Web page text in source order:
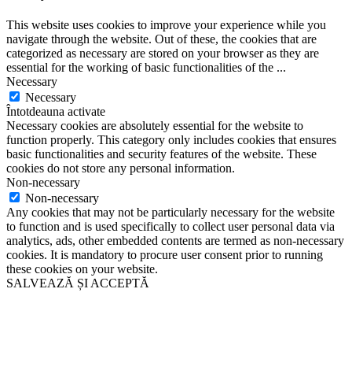
This website uses cookies to improve your experience while you
navigate through the website. Out of these, the cookies that are
categorized as necessary are stored on your browser as they are
essential for the working of basic functionalities of the ...
Necessary
Necessary
Întotdeauna activate
Necessary cookies are absolutely essential for the website to
function properly. This category only includes cookies that ensures
basic functionalities and security features of the website. These
cookies do not store any personal information.
Non-necessary
Non-necessary
Any cookies that may not be particularly necessary for the website
to function and is used specifically to collect user personal data via
analytics, ads, other embedded contents are termed as non-necessary
cookies. It is mandatory to procure user consent prior to running
these cookies on your website.
SALVEAZĂ ȘI ACCEPTĂ